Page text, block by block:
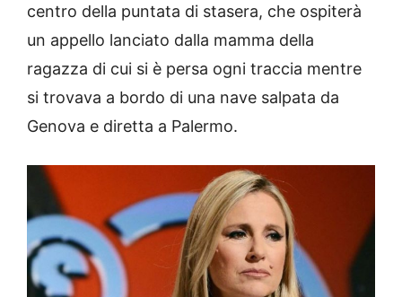
centro della puntata di stasera, che ospiterà
un appello lanciato dalla mamma della
ragazza di cui si è persa ogni traccia mentre
si trovava a bordo di una nave salpata da
Genova e diretta a Palermo.